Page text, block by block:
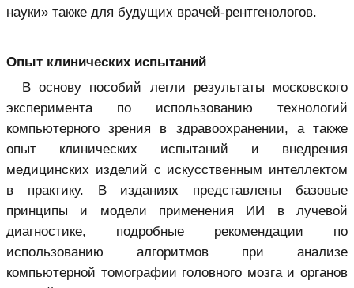
науки» также для будущих врачей-рентгенологов.
Опыт клинических испытаний
В основу пособий легли результаты московского
эксперимента по использованию технологий
компьютерного зрения в здравоохранении, а также
опыт клинических испытаний и внедрения
медицинских изделий с искусственным интеллектом
в практику. В изданиях представлены базовые
принципы и модели применения ИИ в лучевой
диагностике, подробные рекомендации по
использованию алгоритмов при анализе
компьютерной томографии головного мозга и органов